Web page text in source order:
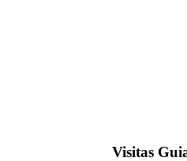
Visitas